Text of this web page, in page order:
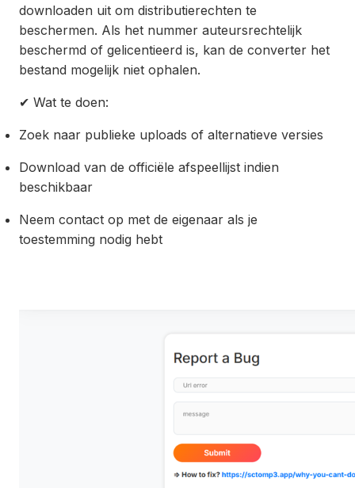
downloaden uit om distributierechten te
beschermen. Als het nummer auteursrechtelijk
beschermd of gelicentieerd is, kan de converter het
bestand mogelijk niet ophalen.
✔ Wat te doen:
Zoek naar publieke uploads of alternatieve versies
Download van de officiële afspeellijst indien
beschikbaar
Neem contact op met de eigenaar als je
toestemming nodig hebt